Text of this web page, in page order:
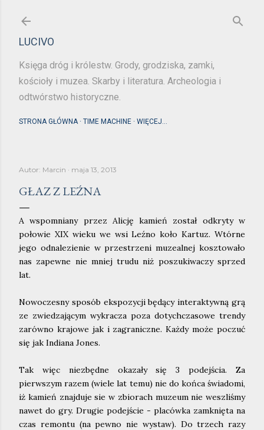
LUCIVO
Księga dróg i królestw. Grody, grodziska, zamki,
kościoły i muzea. Skarby i literatura. Archeologia i
odtwórstwo historyczne.
STRONA GŁÓWNA TIME MACHINE WIĘCEJ…
Autor: Marcin maja 13, 2013
GŁAZ Z LEŹNA
A wspomniany przez Alicję kamień został odkryty w
połowie XIX wieku we wsi Leźno koło Kartuz. Wtórne
jego odnalezienie w przestrzeni muzealnej kosztowało
nas zapewne nie mniej trudu niż poszukiwaczy sprzed
lat.
Nowoczesny sposób ekspozycji będący interaktywną grą
ze zwiedzającym wykracza poza dotychczasowe trendy
zarówno krajowe jak i zagraniczne. Każdy może poczuć
się jak Indiana Jones.
Tak więc niezbędne okazały się 3 podejścia. Za
pierwszym razem (wiele lat temu) nie do końca świadomi,
iż kamień znajduje sie w zbiorach muzeum nie weszliśmy
nawet do gry. Drugie podejście - placówka zamknięta na
czas remontu (na pewno nie wystaw). Do trzech razy